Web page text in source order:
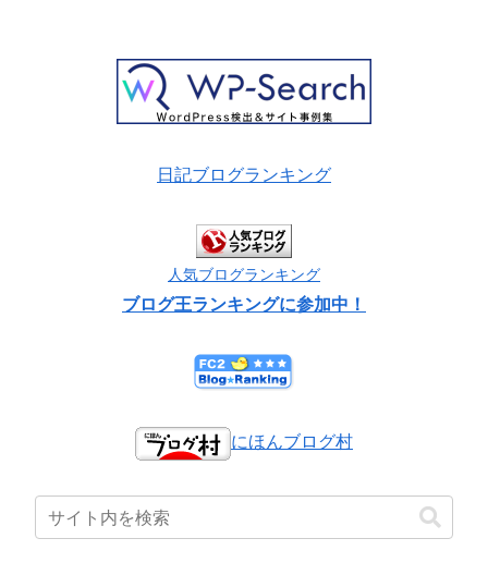
日記ブログランキング
人気ブログランキング
ブログ王ランキングに参加中！
にほんブログ村